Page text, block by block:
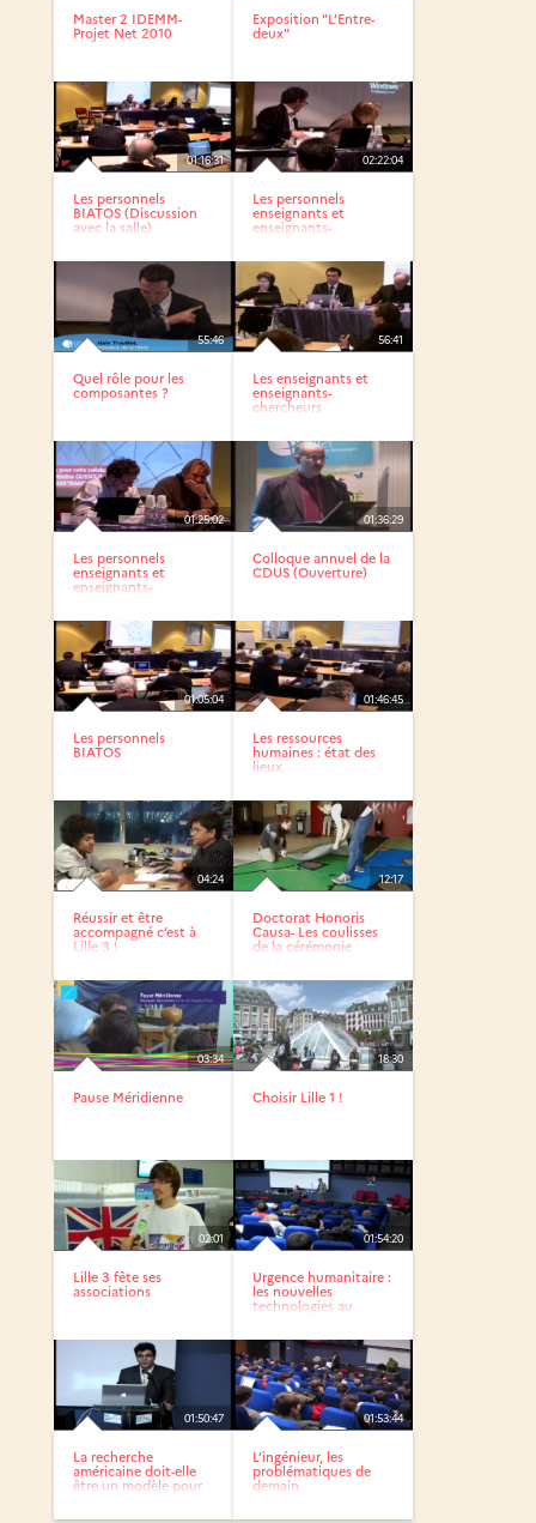
Master 2 IDEMM-
Projet Net 2010
Exposition "L’Entre-
deux"
01:16:31
Les personnels
BIATOS (Discussion
avec la salle)
02:22:04
Les personnels
enseignants et
enseignants-
55:46
Quel rôle pour les
composantes ?
56:41
Les enseignants et
enseignants-
chercheurs
01:25:02
Les personnels
enseignants et
enseignants-
01:36:29
Colloque annuel de la
CDUS (Ouverture)
01:05:04
Les personnels
BIATOS
01:46:45
Les ressources
humaines : état des
lieux
04:24
Réussir et être
accompagné c’est à
Lille 3 !
12:17
Doctorat Honoris
Causa- Les coulisses
de la cérémonie
03:34
Pause Méridienne
18:30
Choisir Lille 1 !
02:01
Lille 3 fête ses
associations
01:54:20
Urgence humanitaire :
les nouvelles
technologies au
01:50:47
La recherche
américaine doit-elle
être un modèle pour
01:53:44
L’ingénieur, les
problématiques de
demain